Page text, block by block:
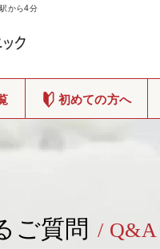
から4分
初めての方へ
ご質問 / Q&A